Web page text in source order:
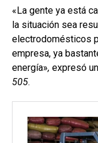
«La gente ya está
la situación sea
electrodomésticos
empresa, ya
energía», expresó
505.